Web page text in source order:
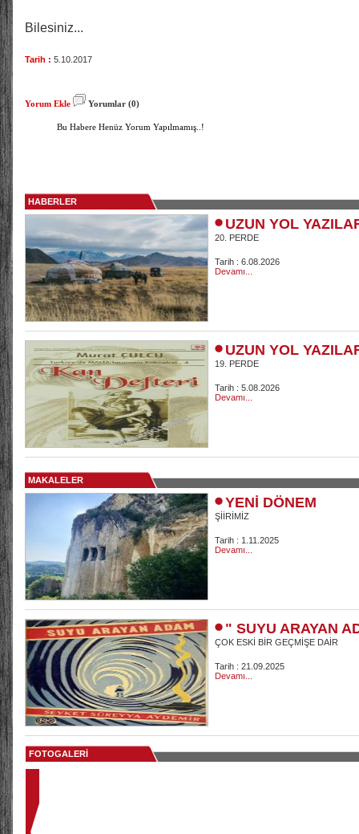
Bilesiniz...
Tarih : 5.10.2017
Yorum Ekle Yorumlar (0)
Bu Habere Henüz Yorum Yapılmamış..!
HABERLER
UZUN YOL
20. PERDE
Tarih : 6.08.2026
Devamı...
UZUN YOL
19. PERDE
Tarih : 5.08.2026
Devamı...
MAKALELER
YENİ DÖNEM
ŞİİRİMİZ
Tarih : 1.11.2025
Devamı...
" SUYU ARAYAN
ÇOK ESKİ BİR GEÇMİŞE DAİR
Tarih : 21.09.2025
Devamı...
FOTOGALERİ